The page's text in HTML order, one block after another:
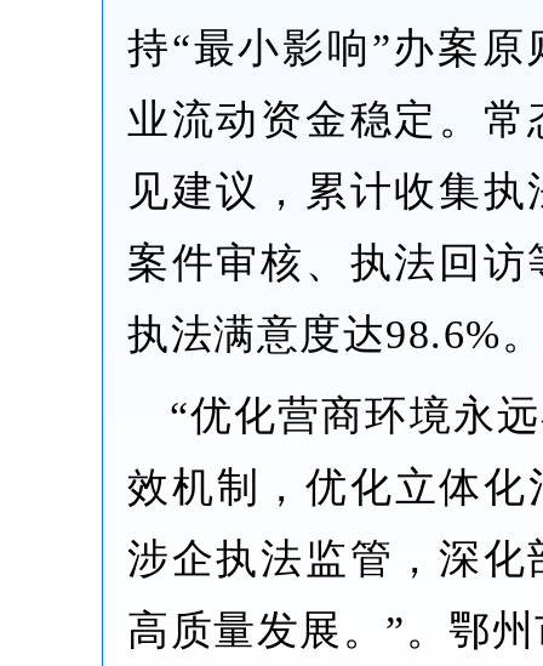
持“最小影响”办案
业流动资金稳定。
见建议，累计收集
案件审核、执法回
执法满意度达98.6%。
“优化营商环境永
效机制，优化立体
涉企执法监管，深
高质量发展。”。鄂